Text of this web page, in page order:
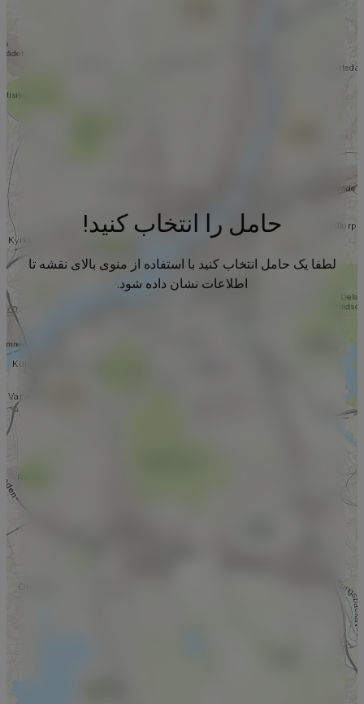
حامل را انتخاب کنید!
لطفا یک حامل انتخاب کنید با استفاده از منوی بالای نقشه تا
اطلاعات نشان داده شود.